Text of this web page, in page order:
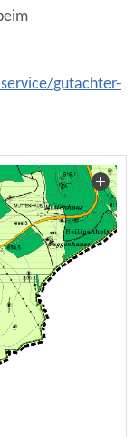
gutachter-